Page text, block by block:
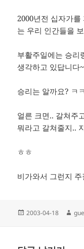
2000년전 십자가
는 우리 인간들을
부활주일에는 승리
생각하고 있답니다~
승리는 알까요? ㅋㅋ
얼른 크면.. 갈쳐주
뭐라고 갈쳐줄지..
ㅎㅎ
비가와서 그런지
작
2003-04-18
글